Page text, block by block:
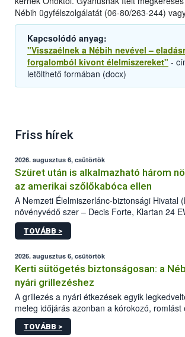
Nébih ügyfélszolgálatát (06-80/263-244)
Kapcsolódó anyag:
"Visszaélnek a Nébih nevével –
forgalomból kivont élelmiszereket" -
letölthető formában (docx)
Friss hírek
2026. augusztus 6, csütörtök
Szüret után is alkalmazható három
az amerikai szőlőkabóca ellen
A Nemzeti Élelmiszerlánc-biztonsági Hivatal
növényvédő szer – Decis Forte, Klartan 24
engedélyokiratát módosította, így azok a
egészen a vesszőérettség (BBCH 91)
érésű szőlőkben is legyen lehetőség a
védekezésre. Az Oroganic készítmény kis
felhasználók számára is elérhető és ökológiai
engedélyezett.
TOVÁBB >
2026. augusztus 6, csütörtök
Kerti sütögetés biztonságosan: a
nyári grillezéshez
A grillezés a nyári étkezések egyik
meleg időjárás azonban a kórokozó, romlást
gyorsabb szaporodásának is kedvez. A
ezért nem csupán a megfelelő sütési
TOVÁBB >